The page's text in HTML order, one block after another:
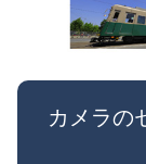
カメラの